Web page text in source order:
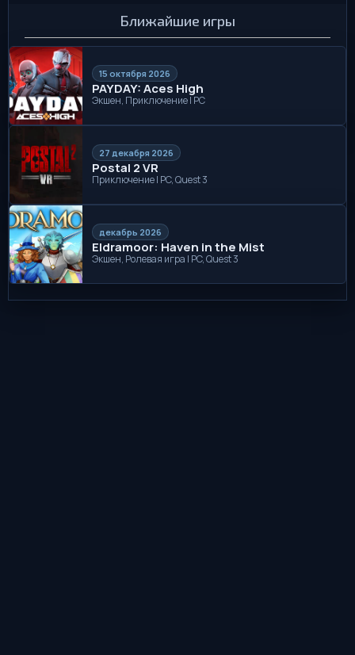
Ближайшие игры
15 октября 2026
PAYDAY: Aces High
Экшен, Приключение | PC
27 декабря 2026
Postal 2 VR
Приключение | PC, Quest 3
декабрь 2026
Eldramoor: Haven in the Mist
Экшен, Ролевая игра | PC, Quest 3